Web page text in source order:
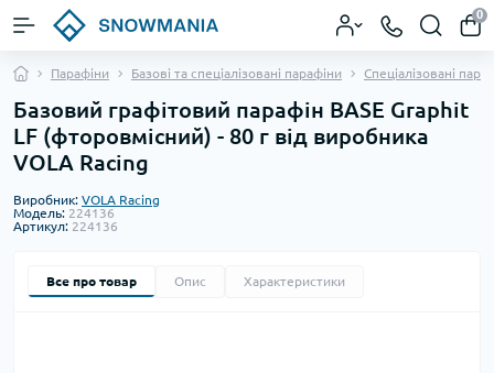
0
Парафіни Базові та спеціалізовані парафіни Спеціалізовані
Базовий графітовий парафін BASE Graphit
LF (фторовмісний) - 80 г від виробника
VOLA Racing
Виробник: VOLA Racing
Модель: 224136
Артикул: 224136
Все про товар Опис Характеристики